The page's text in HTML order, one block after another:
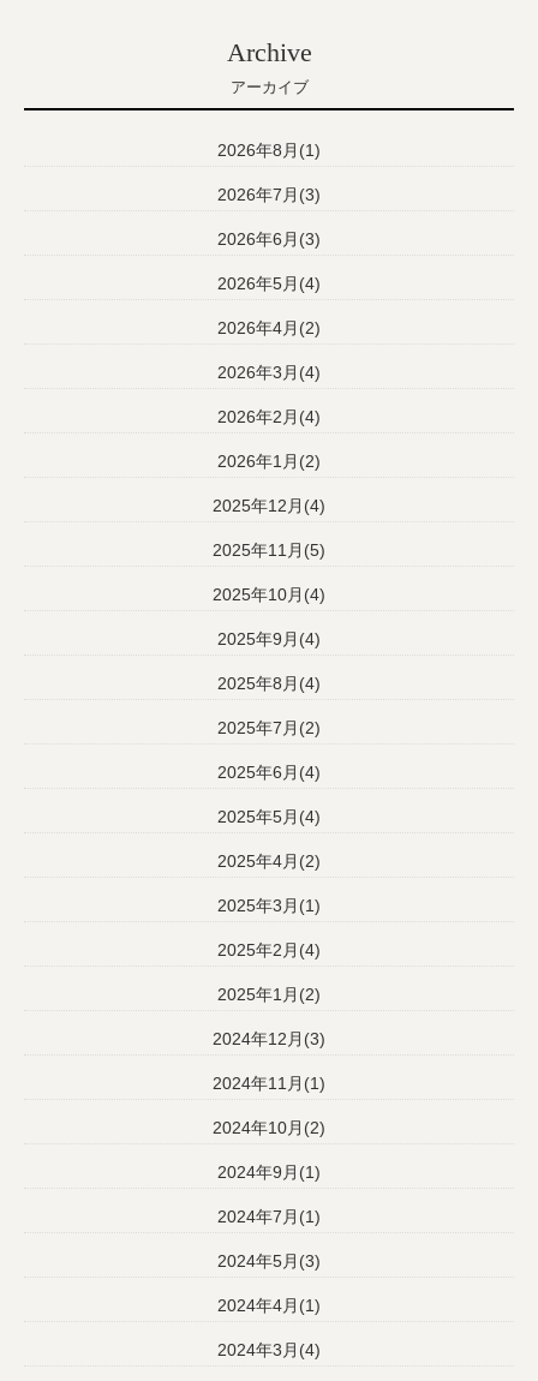
Archive
アーカイブ
2026年8月(1)
2026年7月(3)
2026年6月(3)
2026年5月(4)
2026年4月(2)
2026年3月(4)
2026年2月(4)
2026年1月(2)
2025年12月(4)
2025年11月(5)
2025年10月(4)
2025年9月(4)
2025年8月(4)
2025年7月(2)
2025年6月(4)
2025年5月(4)
2025年4月(2)
2025年3月(1)
2025年2月(4)
2025年1月(2)
2024年12月(3)
2024年11月(1)
2024年10月(2)
2024年9月(1)
2024年7月(1)
2024年5月(3)
2024年4月(1)
2024年3月(4)